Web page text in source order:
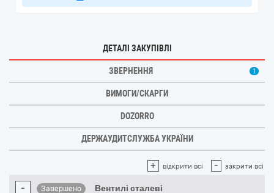
ДЕТАЛІ ЗАКУПІВЛІ
ЗВЕРНЕННЯ 1
ВИМОГИ/СКАРГИ
DOZORRO
ДЕРЖАУДИТСЛУЖБА УКРАЇНИ
+ відкрити всі - закрити всі
- Завершено Вентилі сталеві